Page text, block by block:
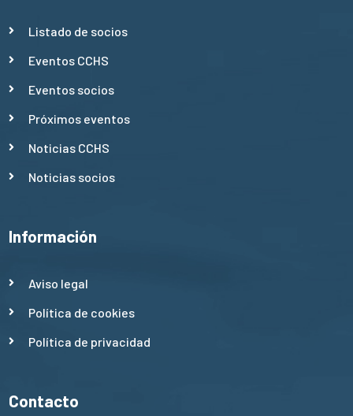
Listado de socios
Eventos CCHS
Eventos socios
Próximos eventos
Noticias CCHS
Noticias socios
Información
Aviso legal
Política de cookies
Política de privacidad
Contacto